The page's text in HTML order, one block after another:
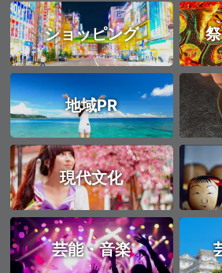
ショッピング
地域PR
現代文化
芸能・音楽